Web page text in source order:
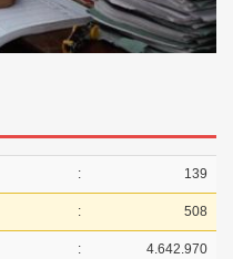
: 139
: 508
: 4.642.970